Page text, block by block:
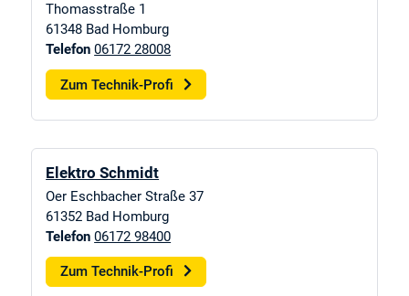
Thomasstraße 1
61348 Bad Homburg
Telefon 06172 28008
Zum Technik-Profi
Elektro Schmidt
Oer Eschbacher Straße 37
61352 Bad Homburg
Telefon 06172 98400
Zum Technik-Profi